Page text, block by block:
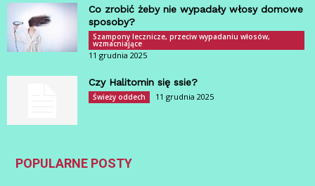
Co zrobić żeby nie wypadały włosy domowe
sposoby?
Szampony lecznicze, przeciw wypadaniu włosów,
wzmacniające
11 grudnia 2025
Czy Halitomin się ssie?
Świeży oddech 11 grudnia 2025
POPULARNE POSTY